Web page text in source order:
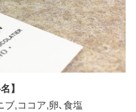
】
,ココア,卵､食塩